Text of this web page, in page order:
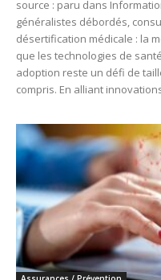
source : paru dans
généralistes débordés,
désertification médicale : la
que les technologies de
adoption reste un défi de
compris. En alliant